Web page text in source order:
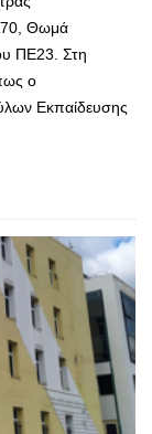
Θωμά
ΠΕ23. Στη
ο
Εκπαίδευσης